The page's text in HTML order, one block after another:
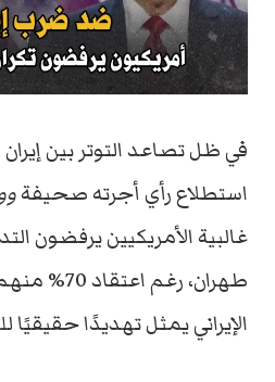
في ظل تصاعد التوتر بين
استطلاع رأي أجرته صحيفة
غالبية الأمريكيين يرفضون
طهران، رغم
الإيراني يمثل تهديدًا حقيقيًا